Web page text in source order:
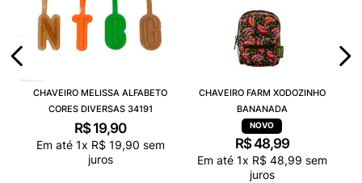
CHAVEIRO MELISSA ALFABETO
CORES DIVERSAS 34191
R$ 19,90
Em até 1x R$ 19,90 sem
juros
CHAVEIRO FARM XODOZINHO
BANANADA
R$48,99
Em até 1x R$ 48,99 sem
juros